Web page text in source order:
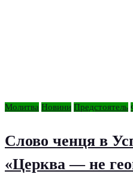
Молитва Новини Предстоятель
Слово ченця в
«Церква — не